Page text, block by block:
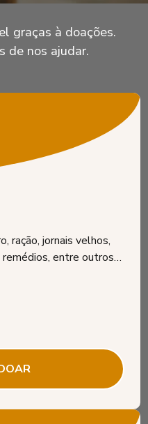
graças à doações.
de nos ajudar.
ração, jornais velhos,
remédios, entre outros…